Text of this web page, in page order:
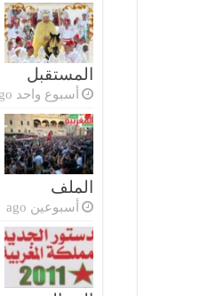
المستقبل
أسبوع واحد ago
الملف
أسبوعين ago